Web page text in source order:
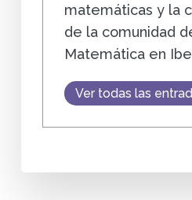
matemáticas y la
de la comunidad
Matemática en
Ver todas las